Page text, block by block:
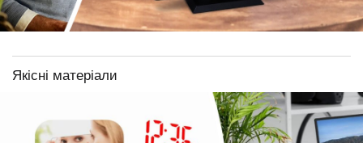
Якісні матеріали